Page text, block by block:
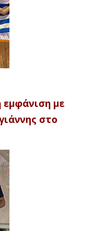
με
στο